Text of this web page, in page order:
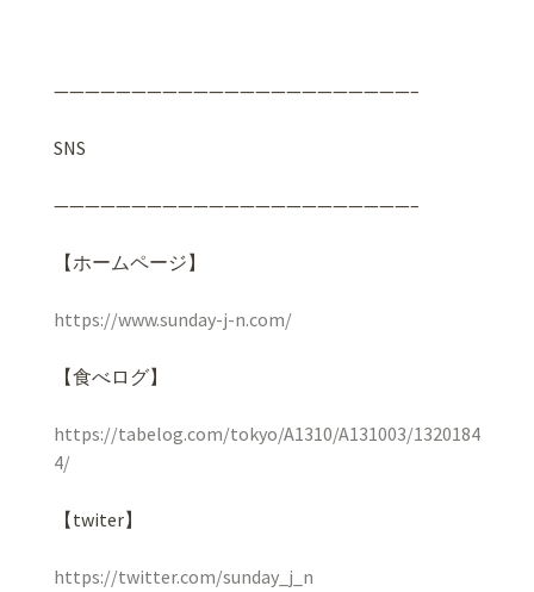
———————————————————————–
SNS
———————————————————————–
【ホームページ】
https://www.sunday-j-n.com/
【食べログ】
https://tabelog.com/tokyo/A1310/A131003/1320184
4/
【twiter】
https://twitter.com/sunday_j_n